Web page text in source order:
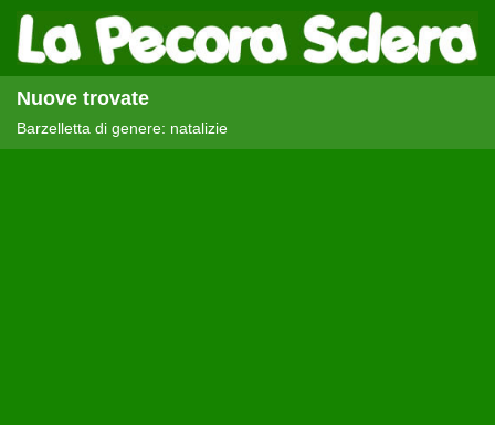
Nuove trovate
Barzelletta di genere: natalizie